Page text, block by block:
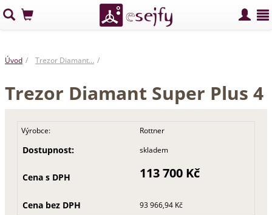
Úvod Trezor Diamant…
Trezor Diamant Super Plus 4
Výrobce: Rottner
Dostupnost: skladem
Cena s DPH 113 700 Kč
Cena bez DPH 93 966,94 Kč